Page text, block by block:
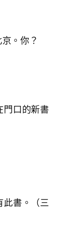
。你？
門口的新書
此書。（三